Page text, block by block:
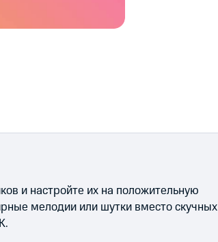
и настройте их на положительную
мелодии или шутки вместо скучных